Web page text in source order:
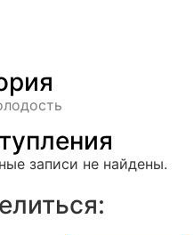
записи не найдены.